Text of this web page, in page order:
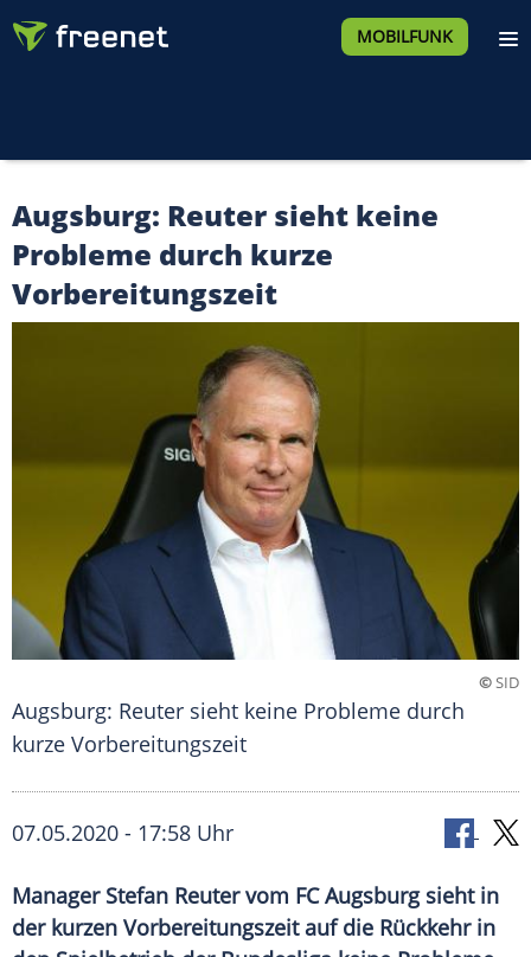
MOBILFUNK
Augsburg: Reuter sieht keine
Probleme durch kurze
Vorbereitungszeit
©SID
Augsburg: Reuter sieht keine Probleme durch
kurze Vorbereitungszeit
07.05.2020 - 17:58 Uhr
Manager Stefan Reuter vom FC Augsburg sieht in
der kurzen Vorbereitungszeit auf die Rückkehr in